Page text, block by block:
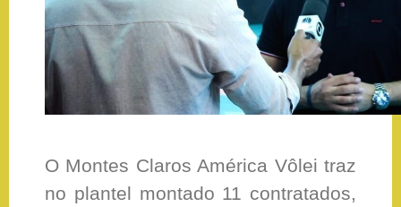
O Montes Claros América Vôlei traz
no plantel montado 11 contratados,